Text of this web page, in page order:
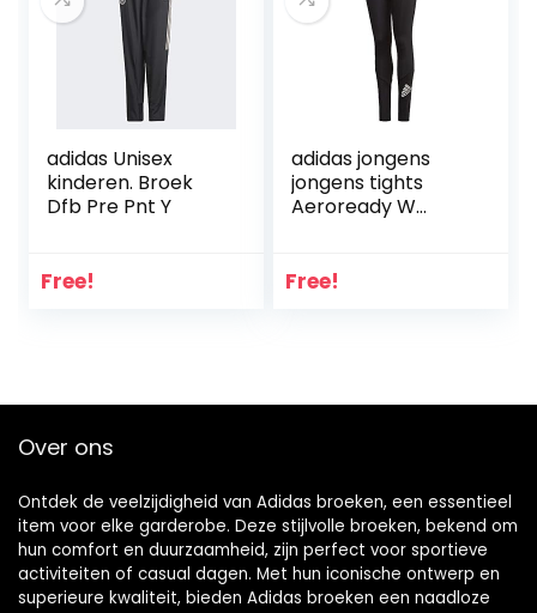
adidas Unisex
kinderen. Broek
Dfb Pre Pnt Y
Free!
adidas jongens
jongens tights
Aeroready W
Free!
Over ons
Ontdek de veelzijdigheid van Adidas broeken, een essentieel
item voor elke garderobe. Deze stijlvolle broeken, bekend om
hun comfort en duurzaamheid, zijn perfect voor sportieve
activiteiten of casual dagen. Met hun iconische ontwerp en
superieure kwaliteit, bieden Adidas broeken een naadloze